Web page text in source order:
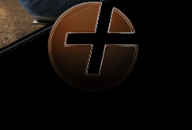
или является
но режиссер
тему,
в пользу хоть и
сладкой
Арнольд
с